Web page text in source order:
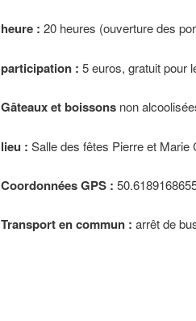
heure : 20 heures (ouverture des
participation : 5 euros, gratuit pour
Gâteaux et boissonsnon
lieu : Salle des fêtes Pierre et Marie
Coordonnées GPS :
Transport en commun : arrêt de